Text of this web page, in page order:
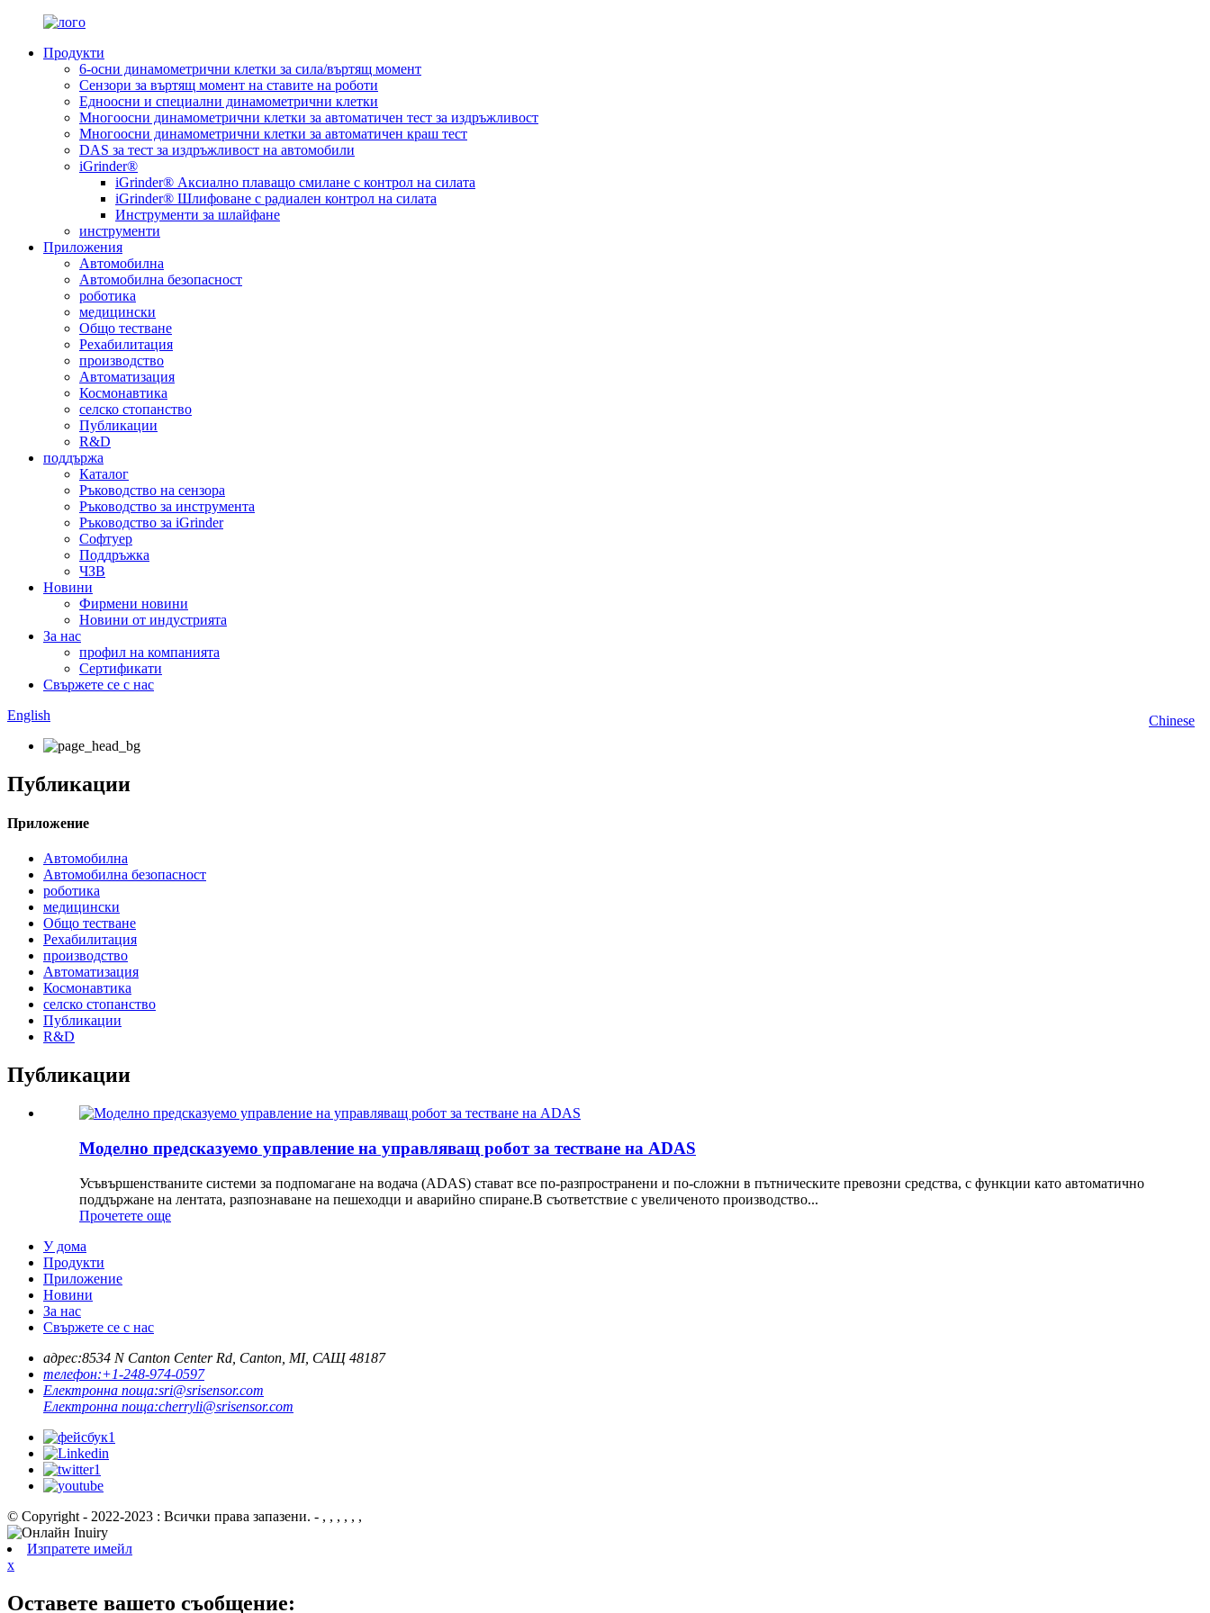
Продукти
6-осни динамометрични клетки за сила/въртящ момент
Сензори за въртящ момент на ставите на роботи
Едноосни и специални динамометрични клетки
Многоосни динамометрични клетки за автоматичен тест за издръжливост
Многоосни динамометрични клетки за автоматичен краш тест
DAS за тест за издръжливост на автомобили
iGrinder®
iGrinder® Аксиално плаващо смилане с контрол на силата
iGrinder® Шлифоване с радиален контрол на силата
Инструменти за шлайфане
инструменти
Приложения
Автомобилна
Автомобилна безопасност
роботика
медицински
Общо тестване
Рехабилитация
производство
Автоматизация
Космонавтика
селско стопанство
Публикации
R&D
поддържа
Каталог
Ръководство на сензора
Ръководство за инструмента
Ръководство за iGrinder
Софтуер
Поддръжка
ЧЗВ
Новини
Фирмени новини
Новини от индустрията
За нас
профил на компанията
Сертификати
Свържете се с нас
Chinese
English
Публикации
Приложение
Автомобилна
Автомобилна безопасност
роботика
медицински
Общо тестване
Рехабилитация
производство
Автоматизация
Космонавтика
селско стопанство
Публикации
R&D
Публикации
Моделно предсказуемо управление на управляващ робот за тестване на ADAS
Усъвършенстваните системи за подпомагане на водача (ADAS) стават все по-разпространени и по-сложни в пътническите превозни средства, с функции като автоматично
поддържане на лентата, разпознаване на пешеходци и аварийно спиране.В съответствие с увеличеното производство...
Прочетете още
У дома
Продукти
Приложение
Новини
За нас
Свържете се с нас
адрес:8534 N Canton Center Rd, Canton, MI, САЩ 48187
телефон:+1-248-974-0597
Електронна поща:sri@srisensor.com
Електронна поща:cherryli@srisensor.com
© Copyright - 2022-2023 : Всички права запазени. - , , , , , ,
Изпратете имейл
x
Оставете вашето съобщение: